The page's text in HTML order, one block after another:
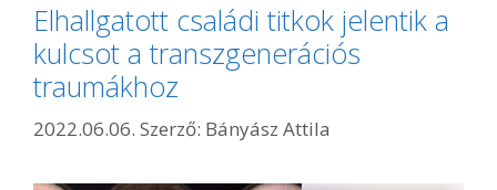
Elhallgatott családi titkok jelentik a
kulcsot a transzgenerációs
traumákhoz
2022.06.06. Szerző: Bányász Attila